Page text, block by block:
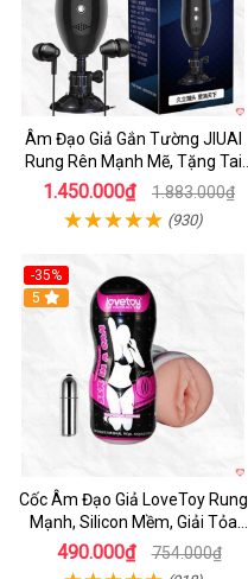
Âm Đạo Giả Gắn Tường JIUAI
Rung Rên Mạnh Mẽ, Tặng Tai
Nghe
1.450.000₫ 1.883.000₫
(930)
-35%
5
Cốc Âm Đạo Giả LoveToy Rung
Mạnh, Silicon Mềm, Giải Tỏa
Sinh Lý
490.000₫ 754.000₫